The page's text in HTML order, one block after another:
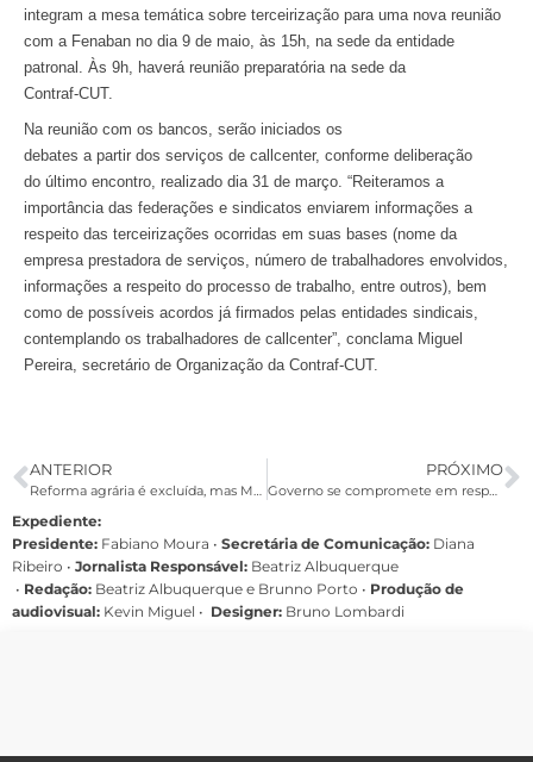
integram a mesa temática sobre terceirização para uma nova reunião
com a Fenaban no dia 9 de maio, às 15h, na sede da entidade
patronal. Às 9h, haverá reunião preparatória na sede da
Contraf-CUT.
Na reunião com os bancos, serão iniciados os
debates a partir dos serviços de callcenter, conforme deliberação
do último encontro, realizado dia 31 de março. “Reiteramos a
importância das federações e sindicatos enviarem informações a
respeito das terceirizações ocorridas em suas bases (nome da
empresa prestadora de serviços, número de trabalhadores envolvidos,
informações a respeito do processo de trabalho, entre outros), bem
como de possíveis acordos já firmados pelas entidades sindicais,
contemplando os trabalhadores de callcenter”, conclama Miguel
Pereira, secretário de Organização da Contraf-CUT.
ANTERIOR PRÓXIMO
Governo se compromete em responder até maio pauta da jornada do MST
Expediente:
Presidente: Fabiano Moura • Secretária de Comunicação: Diana
Ribeiro • Jornalista Responsável: Beatriz Albuquerque
• Redação: Beatriz Albuquerque e Brunno Porto • Produção de
audiovisual: Kevin Miguel • Designer: Bruno Lombardi